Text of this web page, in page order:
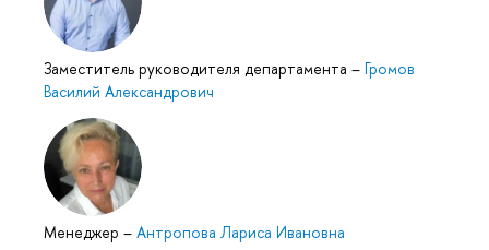
Заместитель руководителя департамента – Громов
Василий Александрович
Менеджер – Антропова Лариса Ивановна